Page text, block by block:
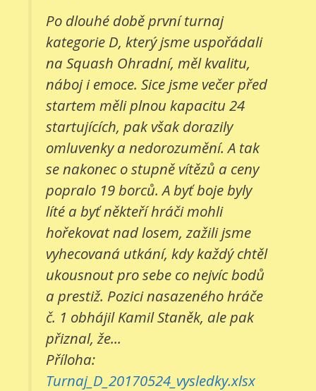
Po dlouhé době první turnaj
kategorie D, který jsme uspořádali
na Squash Ohradní, měl kvalitu,
náboj i emoce. Sice jsme večer před
startem měli plnou kapacitu 24
startujících, pak však dorazily
omluvenky a nedorozumění. A tak
se nakonec o stupně vítězů a ceny
popralo 19 borců. A byť boje byly
líté a byť někteří hráči mohli
hořekovat nad losem, zažili jsme
vyhecovaná utkání, kdy každý chtěl
ukousnout pro sebe co nejvíc bodů
a prestiž. Pozici nasazeného hráče
č. 1 obhájil Kamil Staněk, ale pak
přiznal, že...
Příloha:
Turnaj_D_20170524_vysledky.xlsx